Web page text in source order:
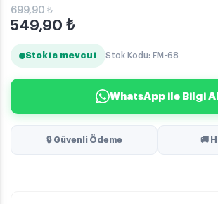
699,90 ₺
549,90 ₺
Stokta mevcut Stok Kodu: FM-68
WhatsApp ile Bilgi Al
🔒 Güvenli Ödeme 🚚